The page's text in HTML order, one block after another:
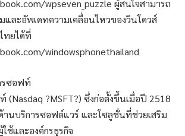
wpseven_puzzle ผู้สนใจสามารถ
และอัพเดทความเคลื่อนไหวของวินโดวส์
ทยได้ที่
windowsphonethailand
รซอฟท์
?MSFT?) ซึ่งก่อตั้งขึ้นเมื่อปี 2518
านบริการซอฟต์แวร์ และโซลูชั่นที่ช่วยเสริม
ช้และองค์กรธุรกิจ